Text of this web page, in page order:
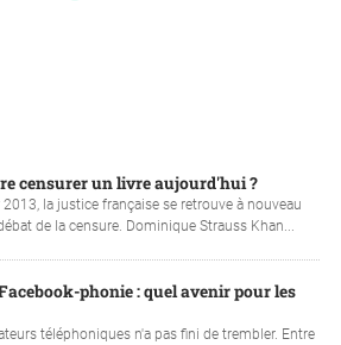
censurer un livre aujourd'hui ?
la justice française se retrouve à nouveau
de la censure. Dominique Strauss Khan...
phonie : quel avenir pour les
téléphoniques n'a pas fini de trembler. Entre